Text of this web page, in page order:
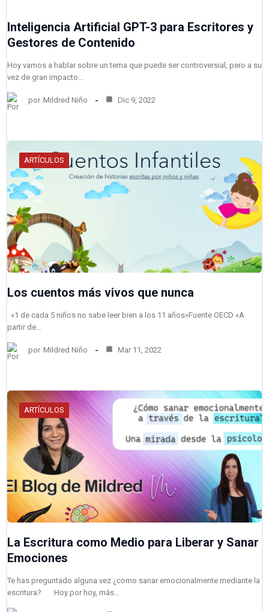
Inteligencia Artificial GPT-3 para Escritores y
Gestores de Contenido
Hoy vamos a hablar sobre un tema que puede ser controversial, pero a su
vez de gran impacto…
por Mildred Niño Dic 9, 2022
ARTÍCULOS
Los cuentos más vivos que nunca
«1 de cada 5 niños no sabe leer bien a los 11 años»Fuente OECD «A
partir de…
por Mildred Niño Mar 11, 2022
ARTÍCULOS
La Escritura como Medio para Liberar y Sanar
Emociones
Te has preguntado alguna vez ¿como sanar emocionalmente mediante la
escritura? Hoy por hoy, más…